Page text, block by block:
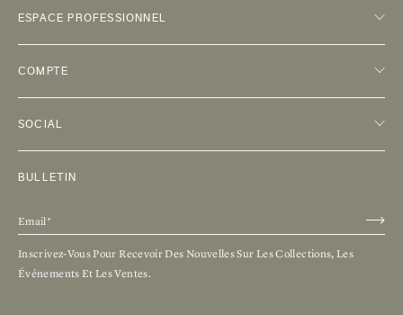
BULLETIN
Inscrivez-Vous Pour Recevoir Des Nouvelles Sur Les Collections, Les
Événements Et Les Ventes.
ESPACE PROFESSIONNEL
COMPTE
SOCIAL